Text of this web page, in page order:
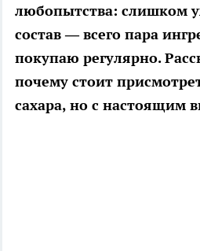
любопытства: слишком
состав — всего пара
покупаю регулярно.
почему стоит
сахара, но с настоящим